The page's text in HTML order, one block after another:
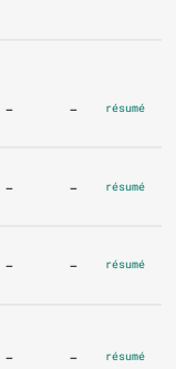
- - résumé
- - résumé
- - résumé
- - résumé